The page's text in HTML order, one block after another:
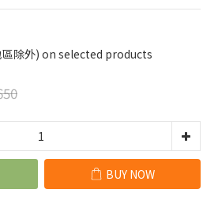
區除外) on selected products
BUY NOW